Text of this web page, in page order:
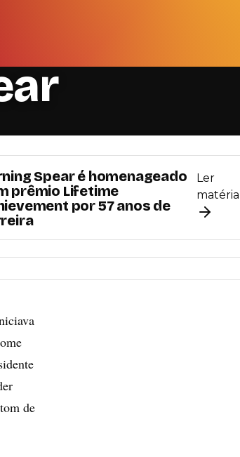
Spear é homenageado
prêmio Lifetime
por 57 anos de
Ler
matéria
de